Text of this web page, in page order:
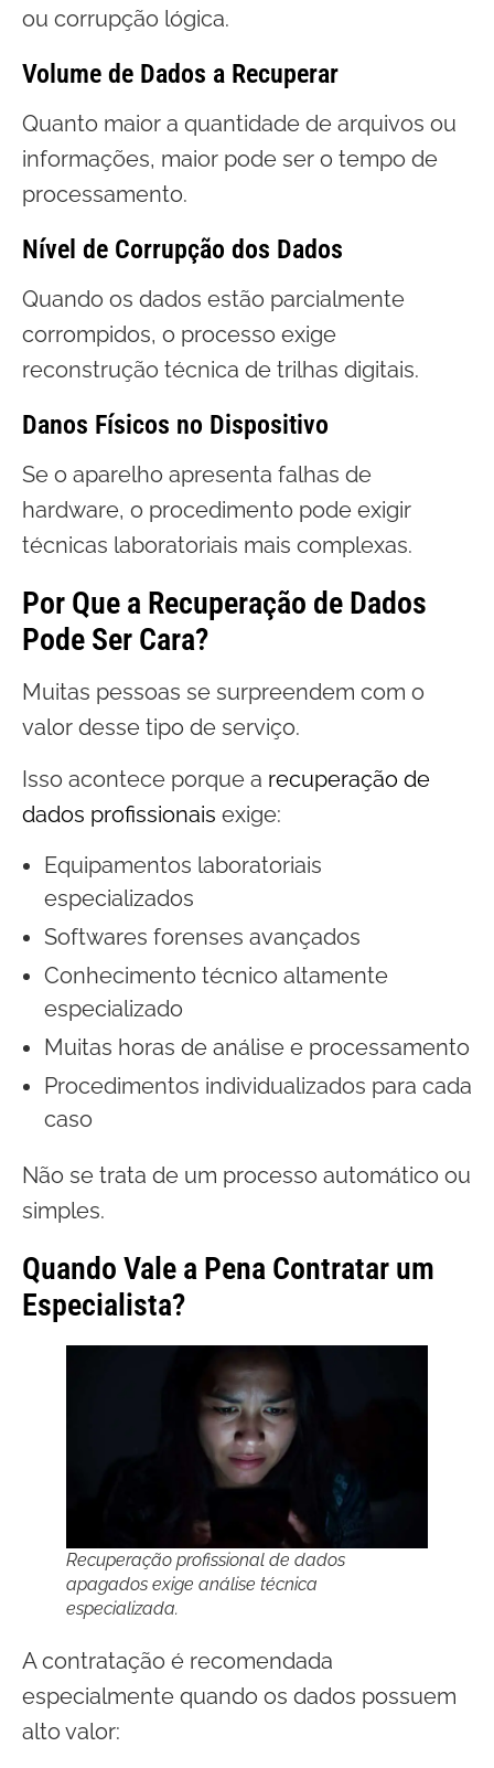
ou corrupção lógica.
Volume de Dados a Recuperar
Quanto maior a quantidade de arquivos ou
informações, maior pode ser o tempo de
processamento.
Nível de Corrupção dos Dados
Quando os dados estão parcialmente
corrompidos, o processo exige
reconstrução técnica de trilhas digitais.
Danos Físicos no Dispositivo
Se o aparelho apresenta falhas de
hardware, o procedimento pode exigir
técnicas laboratoriais mais complexas.
Por Que a Recuperação de Dados
Pode Ser Cara?
Muitas pessoas se surpreendem com o
valor desse tipo de serviço.
Isso acontece porque a recuperação de
dados profissionais exige:
Equipamentos laboratoriais
especializados
Softwares forenses avançados
Conhecimento técnico altamente
especializado
Muitas horas de análise e processamento
Procedimentos individualizados para cada
caso
Não se trata de um processo automático ou
simples.
Quando Vale a Pena Contratar um
Especialista?
Recuperação profissional de dados
apagados exige análise técnica
especializada.
A contratação é recomendada
especialmente quando os dados possuem
alto valor: